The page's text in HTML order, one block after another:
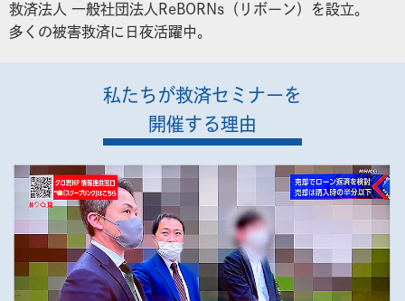
救済法人 一般社団法人ReBORNs（リボーン）を設立。
多くの被害救済に日夜活躍中。
私たちが救済セミナーを
開催する理由